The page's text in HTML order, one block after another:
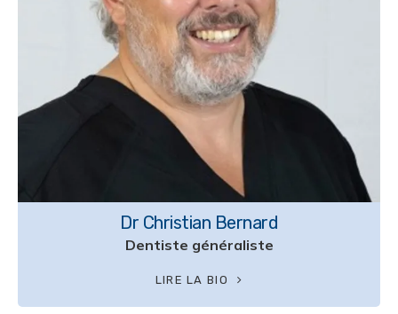
Dr Christian Bernard
Dentiste généraliste
LIRE LA BIO